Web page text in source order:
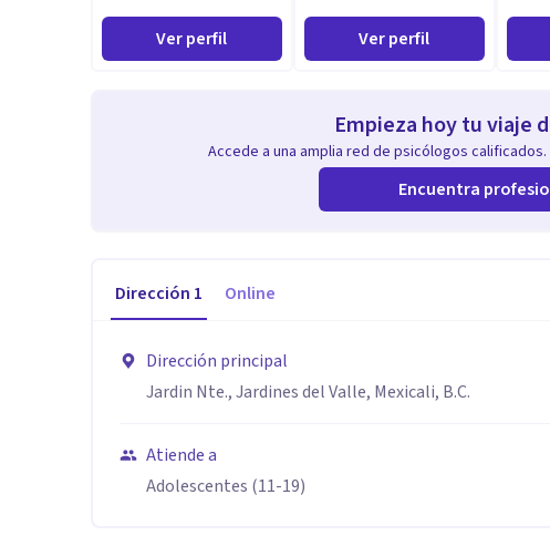
Ver perfil Ver perfil
Empieza hoy tu viaje
Accede a una amplia red de psicólogos
Encuentra
Dirección 1 Online
Dirección principal
Jardin Nte., Jardines del Valle, Mexicali, B.C.
Atiende a
Adolescentes (11-19)